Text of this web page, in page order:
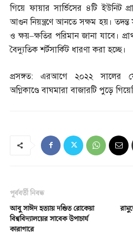
গিয়ে ফায়ার সার্ভিসের ৪টি ইউনিট
আগুন নিয়ন্ত্রণে আনতে সক্ষম হয়। তদন্ত
ও ক্ষয়–ক্ষতির পরিমান জানা যাবে।
বৈদ্যুতিক শর্টসার্কিট ধারণা করা হচ্ছে।
প্রসঙ্গত: এরআগে ২০২২ সালের
অগ্নিকাণ্ডে বাঘমারা বাজারটি পুড়ে
পূর্ববর্তী নিবন্ধ
আবু সাঈদ হত্যায় দণ্ডিত রোকেয়া
বিশ্ববিদ্যালয়ের সাবেক উপাচার্য
কারাগারে